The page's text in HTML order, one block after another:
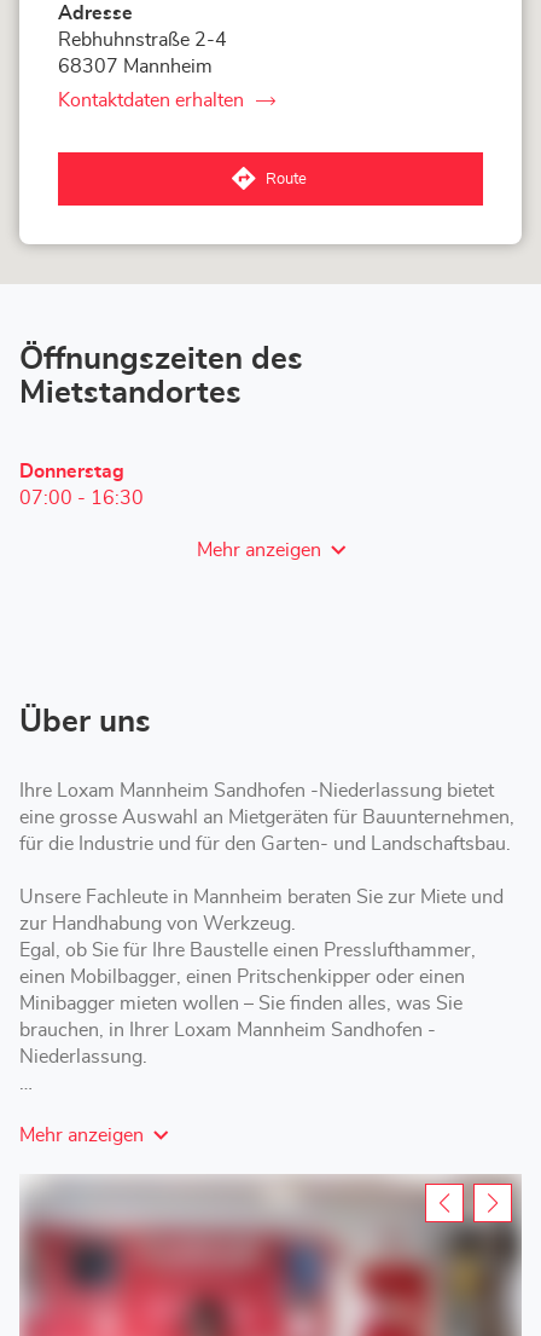
Adresse
Rebhuhnstraße 2-4
68307 Mannheim
Kontaktdaten erhalten
von
Route
zum
LOXAM
Öffnungszeiten des
Mietstandortes
Heutige
Öffnungszeiten
Donnerstag
07:00 - 16:30
Mehr anzeigen
und
Über uns
Ihre Loxam Mannheim Sandhofen -Niederlassung bietet
eine grosse Auswahl an Mietgeräten für Bauunternehmen,
für die Industrie und für den Garten- und Landschaftsbau.
Unsere Fachleute in Mannheim beraten Sie zur Miete und
zur Handhabung von Werkzeug.
Egal, ob Sie für Ihre Baustelle einen Presslufthammer,
einen Mobilbagger, einen Pritschenkipper oder einen
Minibagger mieten wollen – Sie finden alles, was Sie
brauchen, in Ihrer Loxam Mannheim Sandhofen -
Niederlassung.
Mietoptionen mit kurzer, mittlerer oder langer Laufzeit – je
Besuchen Sie Ihre Loxam-Niederlassung, um ein Gerüst,
eine Arbeitsbühne oder einen Anhänger inMannheim zu
mieten.
Mehr anzeigen